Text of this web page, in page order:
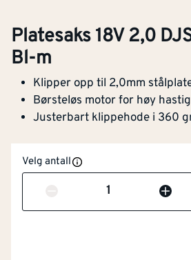
Platesaks 18V 2,0
Bl-m
Klipper opp til 2,0mm
Børsteløs motor for høy
Justerbart klippehode i 360
Velg antall
Antall